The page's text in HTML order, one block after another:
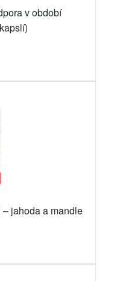
v období
jahoda a mandle